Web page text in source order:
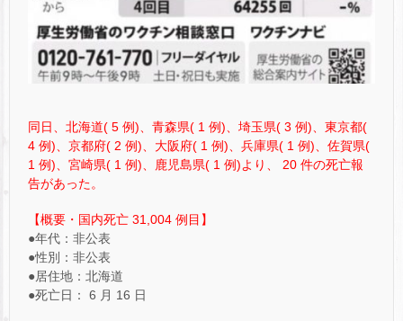
同日、北海道( 5 例)、青森県( 1 例)、埼玉県( 3 例)、東京都(
4 例)、京都府( 2 例)、大阪府( 1 例)、兵庫県( 1 例)、佐賀県(
1 例)、宮崎県( 1 例)、鹿児島県( 1 例)より、 20 件の死亡報
告があった。
【概要・国内死亡 31,004 例目】
●年代：非公表
●性別：非公表
●居住地：北海道
●死亡日： 6 月 16 日